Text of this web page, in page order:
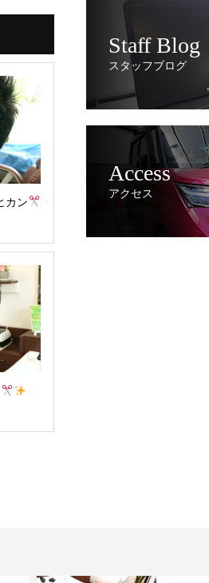
カン
Staff Blog
スタッフブログ
Access
アクセス